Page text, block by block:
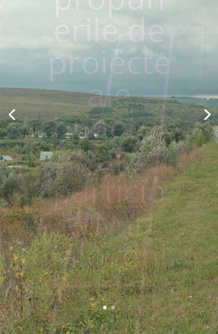
Află mai
multe
despre
orașul
Ialoveni
Accesează aici!